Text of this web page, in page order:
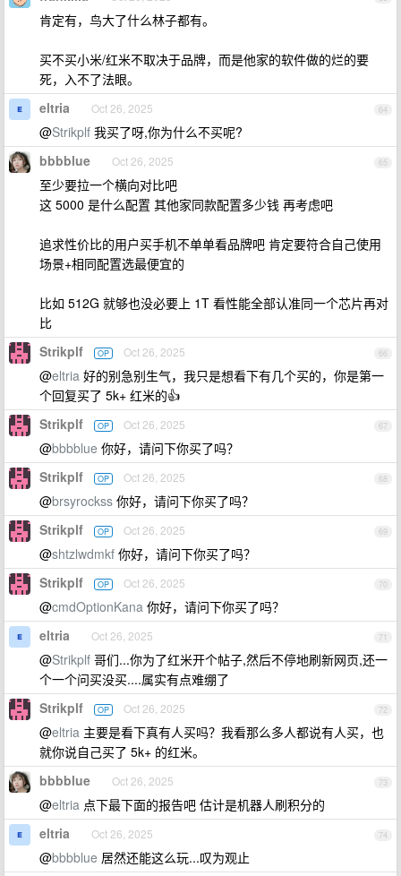
肯定有，鸟大了什么林子都有。
买不买小米/红米不取决于品牌，而是他家的软件做的烂的要
死，入不了法眼。
64
eltria Oct 26, 2025
@Strikplf 我买了呀,你为什么不买呢?
65
bbbblue Oct 26, 2025
至少要拉一个横向对比吧
这 5000 是什么配置 其他家同款配置多少钱 再考虑吧
追求性价比的用户买手机不单单看品牌吧 肯定要符合自己使用
场景+相同配置选最便宜的
比如 512G 就够也没必要上 1T 看性能全部认准同一个芯片再对
比
66
Strikplf OP Oct 26, 2025
@eltria 好的别急别生气，我只是想看下有几个买的，你是第一
个回复买了 5k+ 红米的👍
67
Strikplf OP Oct 26, 2025
@bbbblue 你好，请问下你买了吗？
68
Strikplf OP Oct 26, 2025
@brsyrockss 你好，请问下你买了吗？
69
Strikplf OP Oct 26, 2025
@shtzlwdmkf 你好，请问下你买了吗？
70
Strikplf OP Oct 26, 2025
@cmdOptionKana 你好，请问下你买了吗？
71
eltria Oct 26, 2025
@Strikplf 哥们...你为了红米开个帖子,然后不停地刷新网页,还一
个一个问买没买....属实有点难绷了
72
Strikplf OP Oct 26, 2025
@eltria 主要是看下真有人买吗？我看那么多人都说有人买，也
就你说自己买了 5k+ 的红米。
73
bbbblue Oct 26, 2025
@eltria 点下最下面的报告吧 估计是机器人刷积分的
74
eltria Oct 26, 2025
@bbbblue 居然还能这么玩...叹为观止